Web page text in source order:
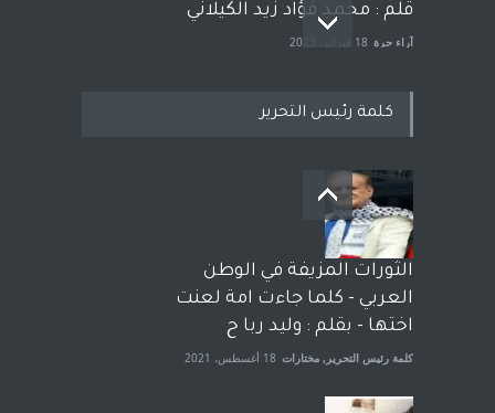
قلم : محمد فؤاد زيد الكيلاني
آراء حرة 18 فبراير، 2023
بعد معارك قضائية طاحنة كتب
وترافع فيها بنفسه مرة اخرى..
الشيخ طارق يوسف يقهر
الحكومة الأمريكية ، فأعطوه
الجنسية عن يد وهم صاغرون،
آراء حرة مختارات 7 أبريل، 2023
كلمة رئيس التحرير
الثورات المزيفة في الوطن
العربي - كلما جاءت امة لعنت
اختها - بقلم : وليد ربا ح
كلمة رئيس التحرير , مختارات 18 أغسطس، 2021